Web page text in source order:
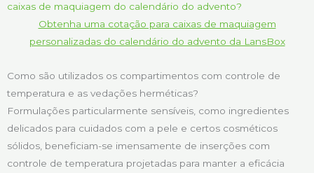
Obtenha uma cotação para caixas de maquiagem
personalizadas do calendário do advento da LansBox
Como são utilizados os compartimentos com controle de
temperatura e as vedações herméticas?
Formulações particularmente sensíveis, como ingredientes
delicados para cuidados com a pele e certos cosméticos
sólidos, beneficiam-se imensamente de inserções com
controle de temperatura projetadas para manter a eficácia